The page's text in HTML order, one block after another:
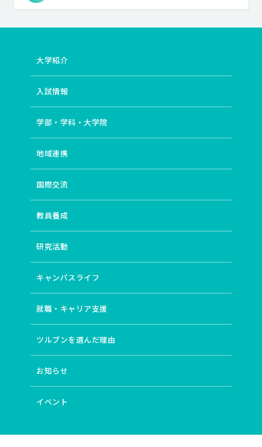
大学紹介
入試情報
学部・学科・大学院
地域連携
国際交流
教員養成
研究活動
キャンパスライフ
就職・キャリア支援
ツルブンを選んだ理由
お知らせ
イベント